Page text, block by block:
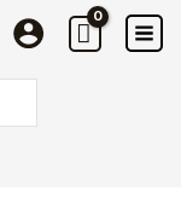
Emperor
Ebony